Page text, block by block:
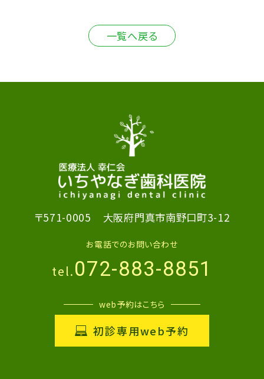
一覧へ戻る
〒571-0005 大阪府門真市南野口町3-12
お電話でのお問い合わせ
tel.072-883-8851
web予約はこちら
初診専用web予約